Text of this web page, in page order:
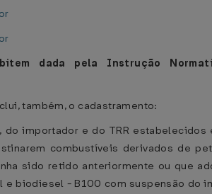
dada pela Instrução
também, o cadastramento:
do importador e do TRR estabelecidos
combustíveis derivados de
sido retido anteriormente ou que
e biodiesel - B100 com suspensão do